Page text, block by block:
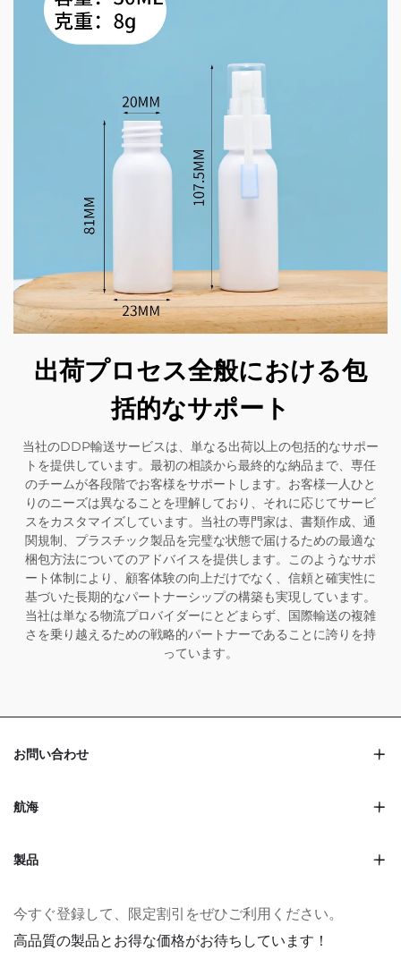
出荷プロセス全般における包
括的なサポート
当社のDDP輸送サービスは、単なる出荷以上の包括的なサポー
トを提供しています。最初の相談から最終的な納品まで、専任
のチームが各段階でお客様をサポートします。お客様一人ひと
りのニーズは異なることを理解しており、それに応じてサービ
スをカスタマイズしています。当社の専門家は、書類作成、通
関規制、プラスチック製品を完璧な状態で届けるための最適な
梱包方法についてのアドバイスを提供します。このようなサポ
ート体制により、顧客体験の向上だけでなく、信頼と確実性に
基づいた長期的なパートナーシップの構築も実現しています。
当社は単なる物流プロバイダーにとどまらず、国際輸送の複雑
さを乗り越えるための戦略的パートナーであることに誇りを持
っています。
お問い合わせ
航海
製品
今すぐ登録して、限定割引をぜひご利用ください。
高品質の製品とお得な価格がお待ちしています！